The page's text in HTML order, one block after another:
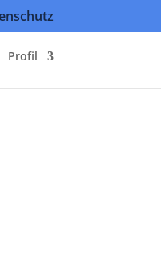
Profil